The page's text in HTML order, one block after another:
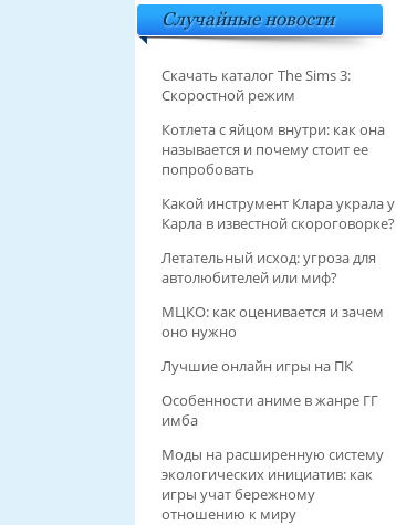
Случайные новости
Скачать каталог The Sims 3:
Скоростной режим
Котлета с яйцом внутри: как она
называется и почему стоит ее
попробовать
Какой инструмент Клара украла у
Карла в известной скороговорке?
Летательный исход: угроза для
автолюбителей или миф?
МЦКО: как оценивается и зачем
оно нужно
Лучшие онлайн игры на ПК
Особенности аниме в жанре ГГ
имба
Моды на расширенную систему
экологических инициатив: как
игры учат бережному
отношению к миру